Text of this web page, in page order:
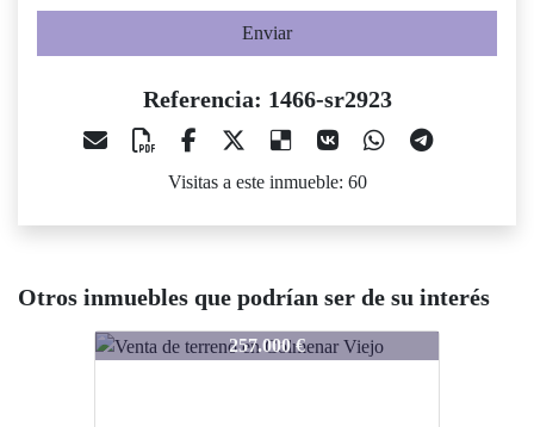
Enviar
Referencia: 1466-sr2923
Visitas a este inmueble: 60
Otros inmuebles que podrían ser de su interés
1466-sr2923
257.000 €
1466-sr2923 265.000 €